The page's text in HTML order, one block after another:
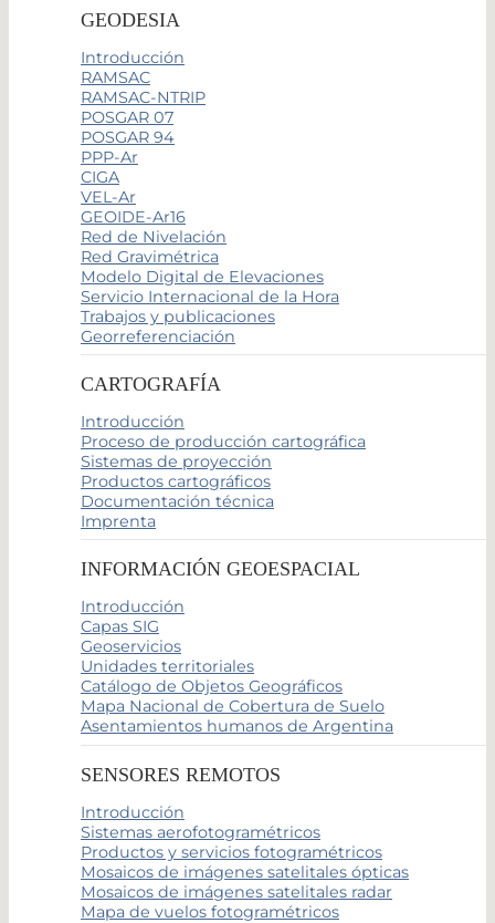
GEODESIA
Introducción
RAMSAC
RAMSAC-NTRIP
POSGAR 07
POSGAR 94
PPP-Ar
CIGA
VEL-Ar
GEOIDE-Ar16
Red de Nivelación
Red Gravimétrica
Modelo Digital de Elevaciones
Servicio Internacional de la Hora
Trabajos y publicaciones
Georreferenciación
CARTOGRAFÍA
Introducción
Proceso de producción cartográfica
Sistemas de proyección
Productos cartográficos
Documentación técnica
Imprenta
INFORMACIÓN GEOESPACIAL
Introducción
Capas SIG
Geoservicios
Unidades territoriales
Catálogo de Objetos Geográficos
Mapa Nacional de Cobertura de Suelo
Asentamientos humanos de Argentina
SENSORES REMOTOS
Introducción
Sistemas aerofotogramétricos
Productos y servicios fotogramétricos
Mosaicos de imágenes satelitales ópticas
Mosaicos de imágenes satelitales radar
Mapa de vuelos fotogramétricos